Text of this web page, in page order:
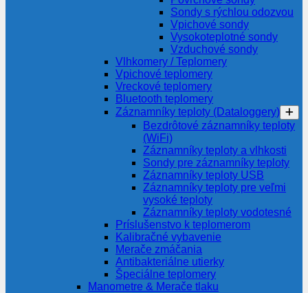
Sondy s rýchlou odozvou
Vpichové sondy
Vysokoteplotné sondy
Vzduchové sondy
Vlhkomery / Teplomery
Vpichové teplomery
Vreckové teplomery
Bluetooth teplomery
Záznamníky teploty (Dataloggery)
Bezdrôtové záznamníky teploty
(WiFi)
Záznamníky teploty a vlhkosti
Sondy pre záznamníky teploty
Záznamníky teploty USB
Záznamníky teploty pre veľmi
vysoké teploty
Záznamníky teploty vodotesné
Príslušenstvo k teplomerom
Kalibračné vybavenie
Merače zmáčania
Antibakteriálne utierky
Špeciálne teplomery
Manometre & Merače tlaku